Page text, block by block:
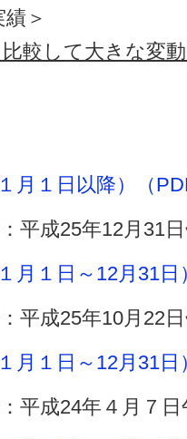
＞
較して大きな変
月１日以降）（
平成25年12月31
月１日～12月31
平成25年10月22
月１日～12月31
平成24年４月７